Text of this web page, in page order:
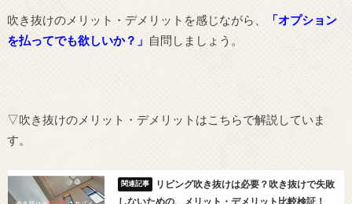
吹き抜けのメリット・デメリットを感じながら、
「オプション
を払ってでも欲しいか？」 自問しましょう。
▽吹き抜けのメリット・デメリットはこちらで解説していま
す。
リビング吹き抜けは必要？吹き抜けで失敗
しないための、メリット・デメリット比較検証！